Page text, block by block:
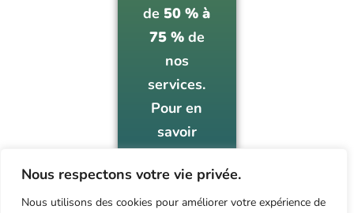
Nous respectons votre vie privée.
Nous utilisons des cookies pour améliorer votre expérience de
de 50 % à
75 %de
nos
services.
Pour en
savoir
programme
et les